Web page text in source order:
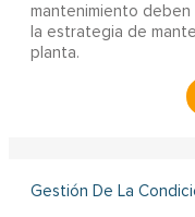
mantenimiento
la estrategia de
planta.
Gestión De La